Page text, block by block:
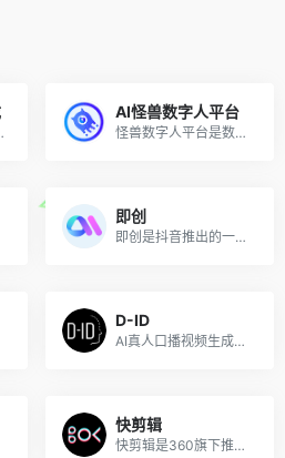
作最长一分钟、准确反映用户提示、可一镜到底的视频
AI怪兽数字人平台
怪兽数字人平台是数字人集合式SAAS服务平台，支持共享/定制/克隆数字人形象；共享/定制/克隆声音；短视频一键创作及发布；直播场景一键搭建等服务。怪兽数字人可用于短视频创作、3D数字人直播和全息舱，直播和展示带来新颖的虚拟形象和沉浸体验。
即创
即创是抖音推出的一站式电商智能创作平台，提供AI视频创作、图文创作和直播创作三大功能，全方面满足短视频和抖音电商从业者的创作需求，节省短视频直播的成本和时间。
D-ID
AI真人口播视频生成工具
快剪辑
快剪辑是360旗下推出的支持在线视频剪辑的软件，拥有强大的云端剪辑能力，提供了多种AI工具，帮助创作者更加高效快捷地剪辑视频，满足不同行业用户的使用需求，适用于电商营销、内容营销、短视频创作等场景，为有视频剪辑需求的中小机构或个人提供从端到端的一站式视频创作服务。